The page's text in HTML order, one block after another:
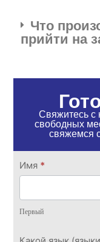
Что
прийти на
Свяжитесь с
свободных
свяжемся
Свяжитесь
с нами
Имя *
Первый